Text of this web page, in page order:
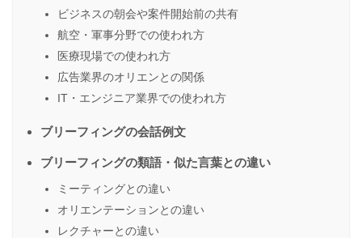
ビジネスの朝会や案件開始前の共有
航空・軍事分野での使われ方
医療現場での使われ方
広告業界のオリエンとの関係
IT・エンジニア業界での使われ方
ブリーフィングの会話例文
ブリーフィングの類語・似た言葉との違い
ミーティングとの違い
オリエンテーションとの違い
レクチャーとの違い